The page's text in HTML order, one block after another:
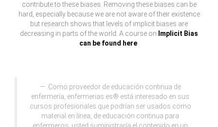
contribute to these biases. Removing these biases can be
hard, especially because we are not aware of their existence
but research shows that levels of implicit biases are
decreasing in parts of the world. A course on Implicit Bias
can be found here
Como proveedor de educación continua de
enfermería, enfermerias.es® está interesado en sus
cursos profesionales que podrían ser usados como
material en línea, de educación continua para